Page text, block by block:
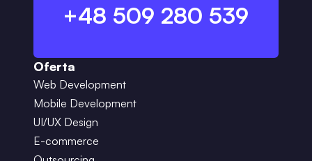
+48 509 280 539
Oferta
Web Development
Mobile Development
UI/UX Design
E-commerce